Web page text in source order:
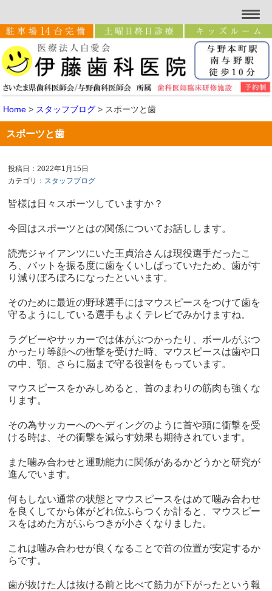
Home > スタッフブログ > スポーツと歯
スポーツと歯
投稿日：2022年1月15日
カテゴリ： スタッフブログ
皆様は日々スポーツしていますか？
今回はスポーツとはの関係についてお話しします。
読売ジャイアンツにいた王貞治さんは現役選手だったこ
ろ、バットを振る度に歯をくいしばっていたため、歯がす
り減りぼろぼろになったといいます。
そのために最近の野球選手にはマウスピースをつけて歯を
守るようにしている選手もよくテレビでみかけますね。
ラグビーやサッカーでは体がぶつかったり、ボールがぶつ
かったり等顔への衝撃を受けた時、マウスピースは歯や口
の中、顎、さらに脳まで守る役割をもっています。
マウスピースをかみしめると、首のまわりの筋肉も強くな
ります。
その為サッカーへのヘディングのように首や頭に衝撃を受
ける時は、その衝撃を減らす効果も期待されています。
また噛み合わせと運動能力に関係があるかどうかと研究が
進んでいます。
何もしない通常の状態とマウスピースをはめて噛み合わせ
を良くしてから体がどれ位ふらつくか計ると、マウスピー
スをはめた方がふらつきが小さくなりました。
これは噛み合わせが良くなることで首の位置が安定するか
らです。
歯が抜けた人は抜ける前と比べて筋力が下がったという報